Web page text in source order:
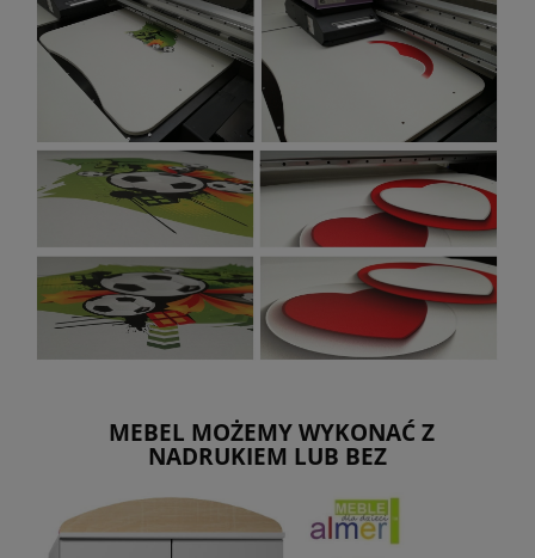
MEBEL MOŻEMY WYKONAĆ Z
NADRUKIEM LUB BEZ